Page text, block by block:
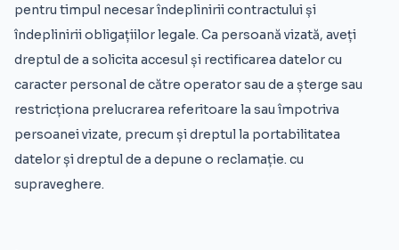
pentru timpul necesar îndeplinirii contractului și
îndeplinirii obligațiilor legale. Ca persoană vizată, aveți
dreptul de a solicita accesul și rectificarea datelor cu
caracter personal de către operator sau de a șterge sau
restricționa prelucrarea referitoare la sau împotriva
persoanei vizate, precum și dreptul la portabilitatea
datelor și dreptul de a depune o reclamație. cu
supraveghere.